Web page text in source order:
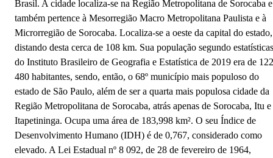
Brasil. A cidade localiza-se na Região Metropolitana de Sorocaba e
também pertence à Mesorregião Macro Metropolitana Paulista e à
Microrregião de Sorocaba. Localiza-se a oeste da capital do estado,
distando desta cerca de 108 km. Sua população segundo estatísticas
do Instituto Brasileiro de Geografia e Estatística de 2019 era de 122
480 habitantes, sendo, então, o 68º município mais populoso do
estado de São Paulo, além de ser a quarta mais populosa cidade da
Região Metropolitana de Sorocaba, atrás apenas de Sorocaba, Itu e
Itapetininga. Ocupa uma área de 183,998 km². O seu Índice de
Desenvolvimento Humano (IDH) é de 0,767, considerado como
elevado. A Lei Estadual nº 8 092, de 28 de fevereiro de 1964,